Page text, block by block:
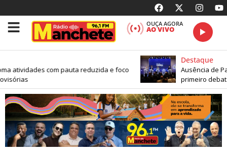
OUÇA AGORA
AO VIVO
atividades com pauta reduzida e foco
Destaque
Ausência de
primeiro debate